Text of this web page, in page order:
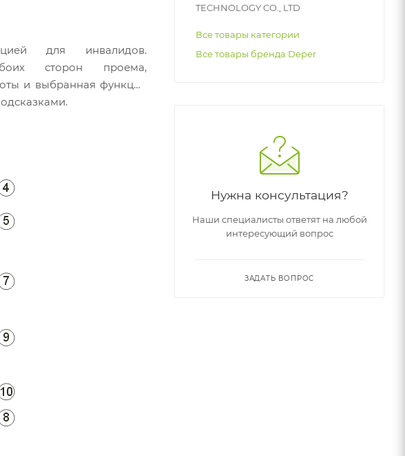
для инвалидов.
сторон проема,
и выбранная функция
TECHNOLOGY CO., LTD
Все товары категории
Все товары бренда Deper
Нужна консультация?
Наши специалисты ответят на любой
интересующий вопрос
ЗАДАТЬ ВОПРОС